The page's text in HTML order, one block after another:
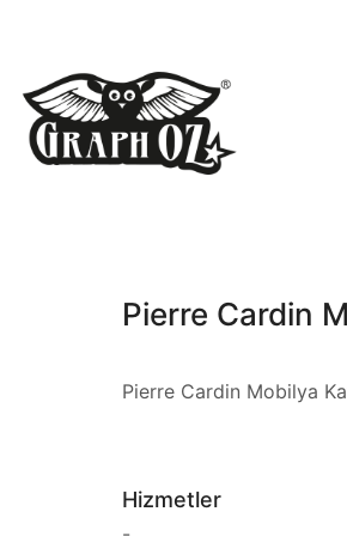
Pierre Cardin
Pierre Cardin Mobilya
Hizmetler